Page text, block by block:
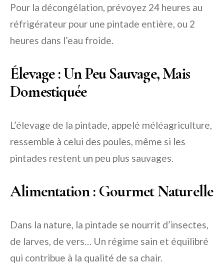
Pour la décongélation, prévoyez 24 heures au
réfrigérateur pour une pintade entière, ou 2
heures dans l’eau froide.
Élevage : Un Peu Sauvage, Mais
Domestiquée
L’élevage de la pintade, appelé méléagriculture,
ressemble à celui des poules, même si les
pintades restent un peu plus sauvages.
Alimentation : Gourmet Naturelle
Dans la nature, la pintade se nourrit d’insectes,
de larves, de vers… Un régime sain et équilibré
qui contribue à la qualité de sa chair.